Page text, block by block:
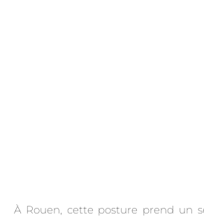
À Rouen, cette posture prend un